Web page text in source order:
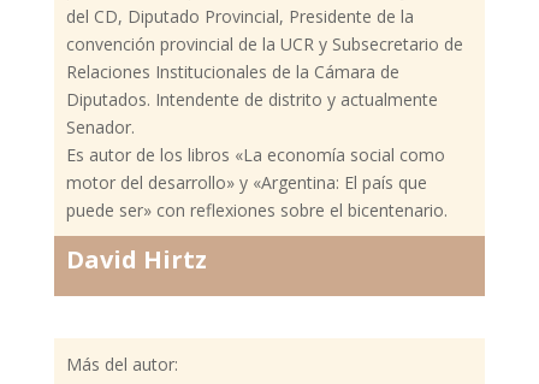
del CD, Diputado Provincial, Presidente de la
convención provincial de la UCR y Subsecretario de
Relaciones Institucionales de la Cámara de
Diputados. Intendente de distrito y actualmente
Senador.
Es autor de los libros «La economía social como
motor del desarrollo» y «Argentina: El país que
puede ser» con reflexiones sobre el bicentenario.
David Hirtz
Más del autor: